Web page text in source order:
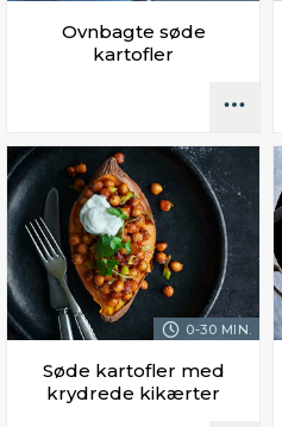
Ovnbagte søde
kartofler
0-30 MIN.
Søde kartofler med
krydrede kikærter